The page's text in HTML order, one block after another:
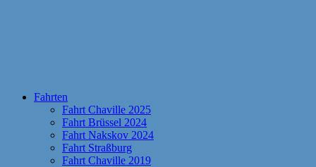
Fahrten
Fahrt Chaville 2025
Fahrt Brüssel 2024
Fahrt Nakskov 2024
Fahrt Straßburg
Fahrt Chaville 2019